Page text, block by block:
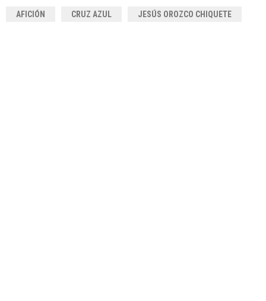
AFICIÓN CRUZ AZUL JESÚS OROZCO CHIQUETE